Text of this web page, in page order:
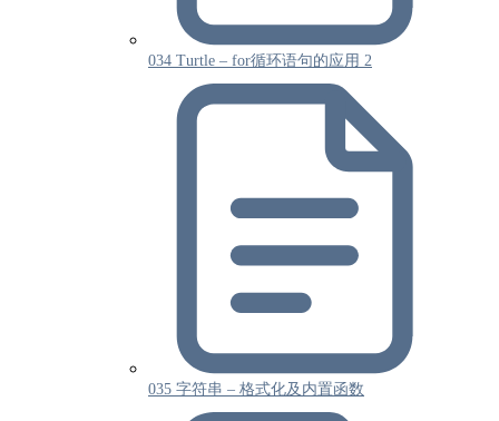
034 Turtle – for循环语句的应用 2
035 字符串 – 格式化及内置函数